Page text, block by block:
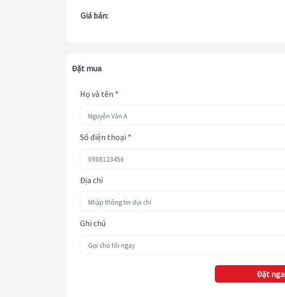
Giá bán:
Đặt mua
Họ và tên *
Số điện thoại *
Địa chỉ
Ghi chú
Đặt